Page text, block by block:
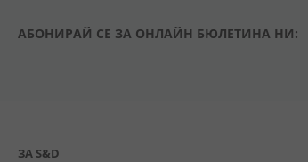
АБОНИРАЙ СЕ ЗА ОНЛАЙН БЮЛЕТИНА НИ:
ЗА S&D